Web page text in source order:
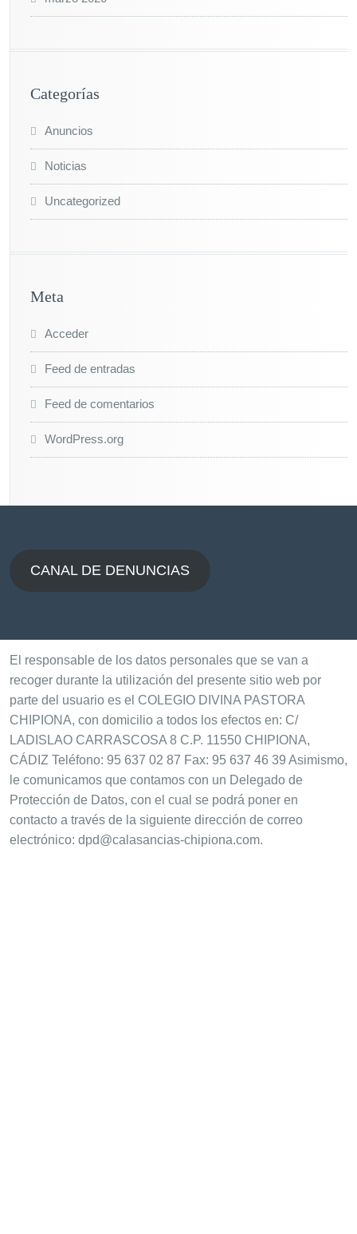
Categorías
Anuncios
Noticias
Uncategorized
Meta
Acceder
Feed de entradas
Feed de comentarios
WordPress.org
CANAL DE DENUNCIAS
El responsable de los datos personales que se van a
recoger durante la utilización del presente sitio web por
parte del usuario es el COLEGIO DIVINA PASTORA
CHIPIONA, con domicilio a todos los efectos en: C/
LADISLAO CARRASCOSA 8 C.P. 11550 CHIPIONA,
CÁDIZ Teléfono: 95 637 02 87 Fax: 95 637 46 39 Asimismo,
le comunicamos que contamos con un Delegado de
Protección de Datos, con el cual se podrá poner en
contacto a través de la siguiente dirección de correo
electrónico: dpd@calasancias-chipiona.com.